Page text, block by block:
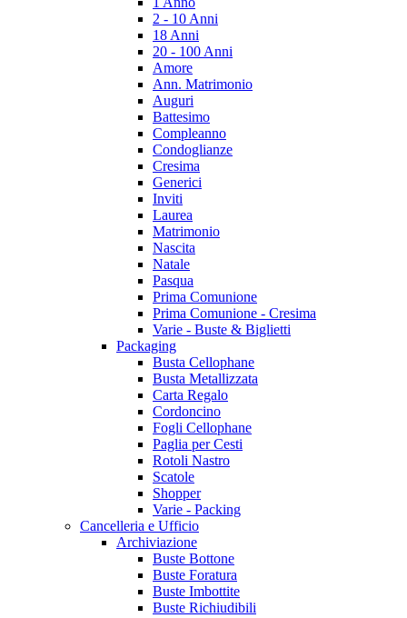
2 - 10 Anni
18 Anni
20 - 100 Anni
Amore
Ann. Matrimonio
Auguri
Battesimo
Compleanno
Condoglianze
Cresima
Generici
Inviti
Laurea
Matrimonio
Nascita
Natale
Pasqua
Prima Comunione
Prima Comunione - Cresima
Varie - Buste & Biglietti
Packaging
Busta Cellophane
Busta Metallizzata
Carta Regalo
Cordoncino
Fogli Cellophane
Paglia per Cesti
Rotoli Nastro
Scatole
Shopper
Varie - Packing
Cancelleria e Ufficio
Archiviazione
Buste Bottone
Buste Foratura
Buste Imbottite
Buste Richiudibili